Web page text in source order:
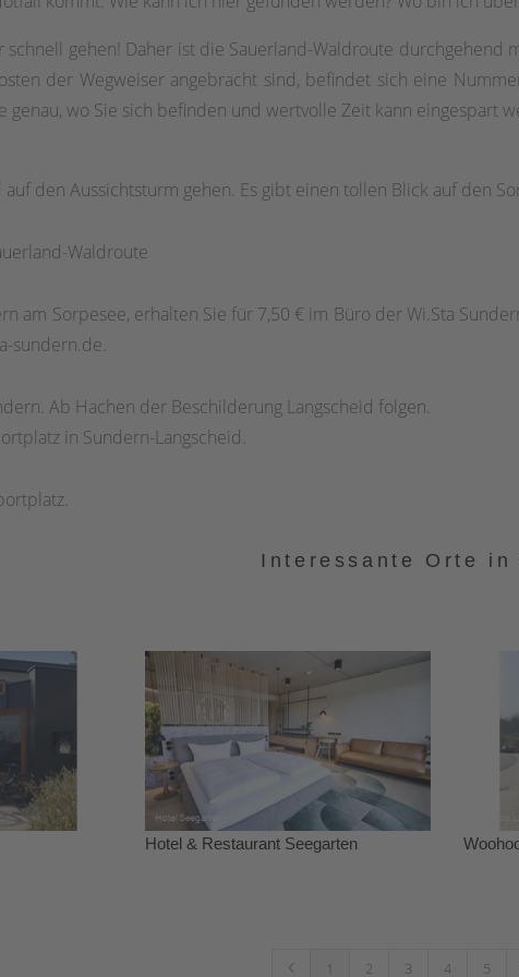
schnell gehen! Daher ist die Sauerland-Waldroute
der Wegweiser angebracht sind, befindet sich eine
genau, wo Sie sich befinden und wertvolle Zeit kann eingespart
den Aussichtsturm gehen. Es gibt einen tollen Blick auf den
Waldroute
am Sorpesee, erhalten Sie für 7,50 € im Büro der Wi.Sta
sundern.de.
Ab Hachen der Beschilderung Langscheid folgen.
in Sundern-Langscheid.
Interessante Orte in
Hotel & Restaurant Seegarten
1 2 3 4 5